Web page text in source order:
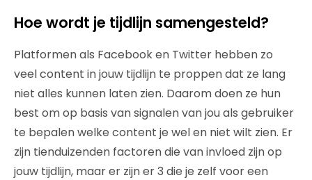
Hoe wordt je tijdlijn samengesteld?
Platformen als Facebook en Twitter hebben zo
veel content in jouw tijdlijn te proppen dat ze lang
niet alles kunnen laten zien. Daarom doen ze hun
best om op basis van signalen van jou als gebruiker
te bepalen welke content je wel en niet wilt zien. Er
zijn tienduizenden factoren die van invloed zijn op
jouw tijdlijn, maar er zijn er 3 die je zelf voor een